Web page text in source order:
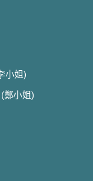
小姐)
(鄭小姐)